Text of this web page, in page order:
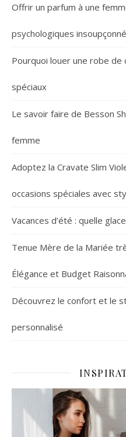
Offrir un parfum à une
psychologiques
Pourquoi louer une robe
spéciaux
Le savoir faire de Besson
femme
Adoptez la Cravate Slim
occasions spéciales avec
Vacances d’été : quelle
Tenue Mère de la Mariée
Élégance et Budget
Découvrez le confort et le
personnalisé